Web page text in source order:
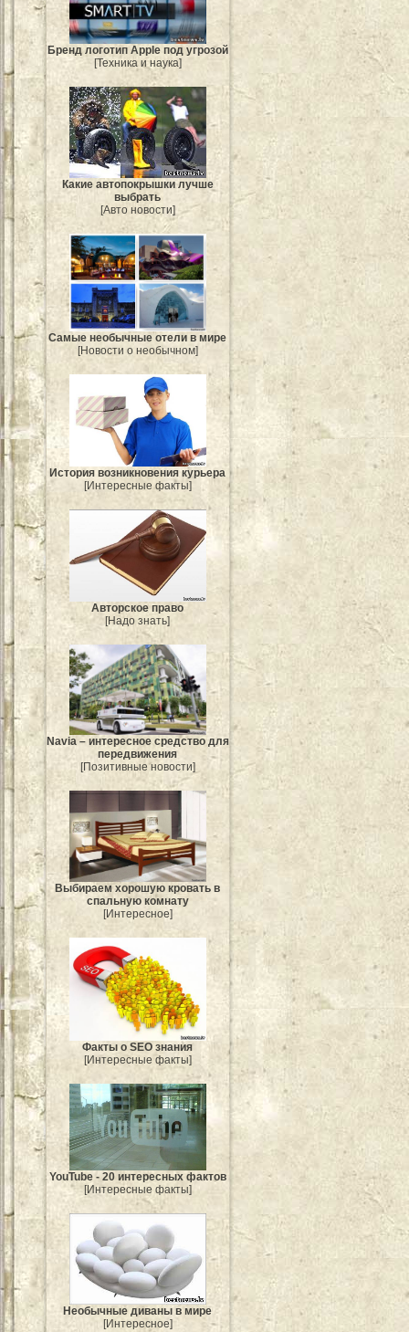
Бренд логотип Apple под угрозой
[Техника и наука]
Какие автопокрышки лучше
выбрать
[Авто новости]
Самые необычные отели в мире
[Новости о необычном]
История возникновения курьера
[Интересные факты]
Авторское право
[Надо знать]
Navia – интересное средство для
передвижения
[Позитивные новости]
Выбираем хорошую кровать в
спальную комнату
[Интересное]
Факты о SEO знания
[Интересные факты]
YouTube - 20 интересных фактов
[Интересные факты]
Необычные диваны в мире
[Интересное]